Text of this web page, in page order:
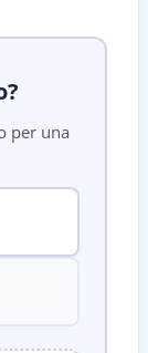
per una